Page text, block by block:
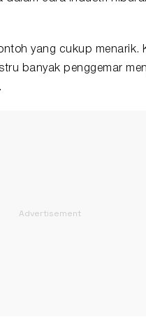
yang cukup menarik.
banyak penggemar